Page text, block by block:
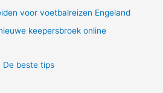
voor voetbalreizen Engeland
keepersbroek online
De beste tips